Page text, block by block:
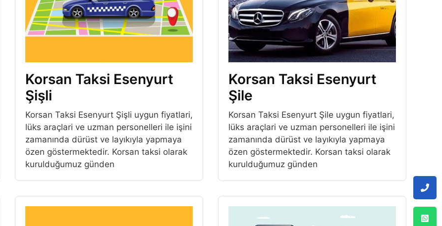
Korsan Taksi Esenyurt
Şişli
Korsan Taksi Esenyurt Şişli uygun fiyatlari,
lüks araçlari ve uzman personelleri ile işini
zamanında dürüst ve layıkıyla yapmaya
özen göstermektedir. Korsan taksi olarak
kurulduğumuz günden
Korsan Taksi Esenyurt
Şile
Korsan Taksi Esenyurt Şile uygun fiyatlari,
lüks araçlari ve uzman personelleri ile işini
zamanında dürüst ve layıkıyla yapmaya
özen göstermektedir. Korsan taksi olarak
kurulduğumuz günden